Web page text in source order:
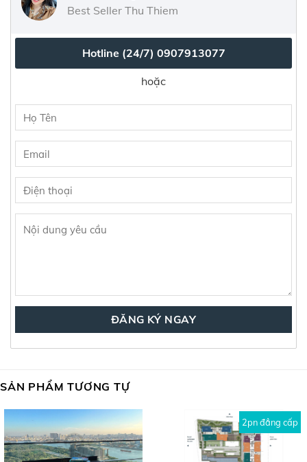
Best Seller Thu Thiem
Hotline (24/7) 0907913077
hoặc
SẢN PHẨM TƯƠNG TỰ
2pn đẳng cấp